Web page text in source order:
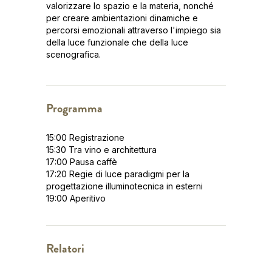
valorizzare lo spazio e la materia, nonché
per creare ambientazioni dinamiche e
percorsi emozionali attraverso l'impiego sia
della luce funzionale che della luce
scenografica.
Programma
15:00 Registrazione
15:30 Tra vino e architettura
17:00 Pausa caffè
17:20 Regie di luce paradigmi per la
progettazione illuminotecnica in esterni
19:00 Aperitivo
Relatori